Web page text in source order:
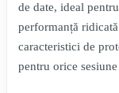
de date, ideal
performanță
caracteristici de
pentru orice